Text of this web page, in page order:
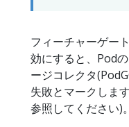
フィーチャーゲート
効にすると、Pod
ージコレクタ
失敗とマークしま
参照してください)。